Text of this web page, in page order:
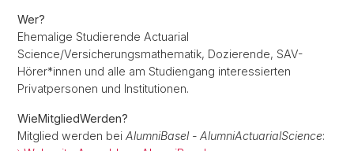
Wer?
Ehemalige Studierende Actuarial
Science/Versicherungsmathematik, Dozierende, SAV-
Hörer*innen und alle am Studiengang interessierten
Privatpersonen und Institutionen.
WieMitgliedWerden?
Mitglied werden bei AlumniBasel - AlumniActuarialScience: